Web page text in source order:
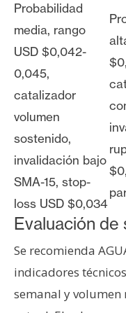
Probabilidad
media, rango
USD $0,042-
0,045,
catalizador
volumen
sostenido,
invalidación bajo
SMA-15, stop-
loss USD $0,034
Evaluación de
Se recomienda
indicadores
semanal y volumen